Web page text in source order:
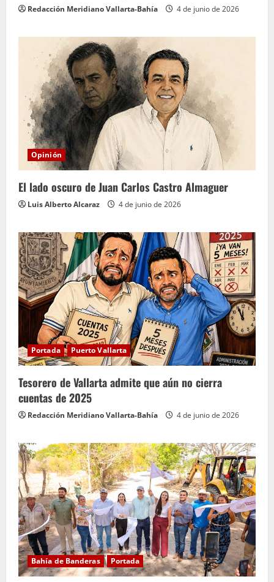
Redacción Meridiano Vallarta-Bahía 4 de junio de 2026
Opinión
El lado oscuro de Juan Carlos Castro Almaguer
Luis Alberto Alcaraz 4 de junio de 2026
Portada Puerto Vallarta
Tesorero de Vallarta admite que aún no cierra
cuentas de 2025
Redacción Meridiano Vallarta-Bahía 4 de junio de 2026
Bahía de Banderas Portada